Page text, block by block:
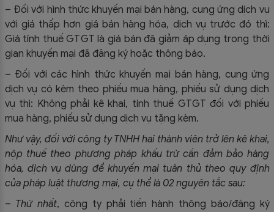
– Đối với hình thức khuyến mại bán hàng, cung ứng dịch vụ
với giá thấp hơn giá bán hàng hóa, dịch vụ trước đó thì:
Giá tính thuế GTGT là giá bán đã giảm áp dụng trong thời
gian khuyến mại đã đăng ký hoặc thông báo.
– Đối với các hình thức khuyến mại bán hàng, cung ứng
dịch vụ có kèm theo phiếu mua hàng, phiếu sử dụng dịch
vụ thì: Không phải kê khai, tính thuế GTGT đối với phiếu
mua hàng, phiếu sử dụng dịch vụ tặng kèm.
Như vậy, đối với công ty TNHH hai thành viên trở lên kê khai,
nộp thuế theo phương pháp khấu trừ cần đảm bảo hàng
hóa, dịch vụ dùng để khuyến mại tuân thủ theo quy định
của pháp luật thương mại, cụ thể là 02 nguyên tắc sau:
– Thứ nhất, công ty phải tiến hành thông báo/đăng ký